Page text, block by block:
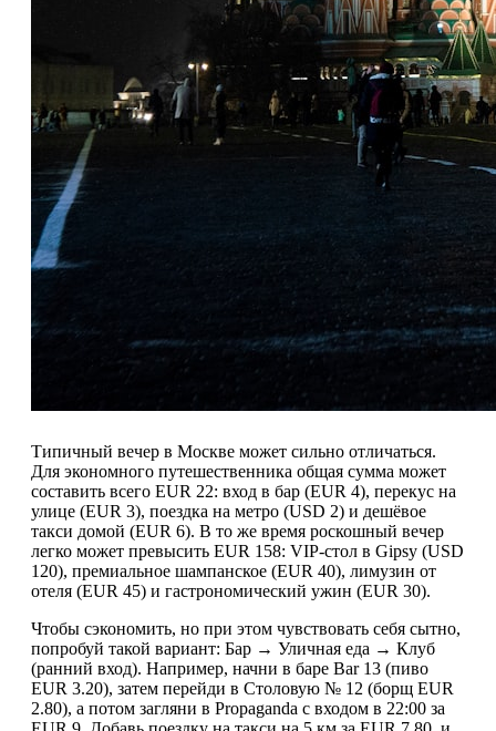
Типичный вечер в Москве может сильно отличаться.
Для экономного путешественника общая сумма может
составить всего EUR 22: вход в бар (EUR 4), перекус на
улице (EUR 3), поездка на метро (USD 2) и дешёвое
такси домой (EUR 6). В то же время роскошный вечер
легко может превысить EUR 158: VIP-стол в Gipsy (USD
120), премиальное шампанское (EUR 40), лимузин от
отеля (EUR 45) и гастрономический ужин (EUR 30).
Чтобы сэкономить, но при этом чувствовать себя сытно,
попробуй такой вариант: Бар → Уличная еда → Клуб
(ранний вход). Например, начни в баре Bar 13 (пиво
EUR 3.20), затем перейди в Столовую № 12 (борщ EUR
2.80), а потом загляни в Propaganda с входом в 22:00 за